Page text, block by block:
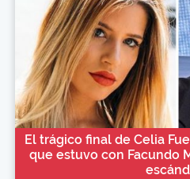
El trágico final de Celia
que estuvo con Facundo